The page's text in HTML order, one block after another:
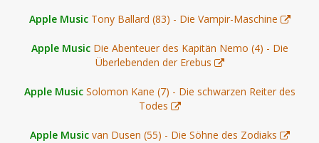
Apple Music Tony Ballard (83) - Die Vampir-Maschine
Apple Music Die Abenteuer des Kapitän Nemo (4) - Die
Überlebenden der Erebus
Apple Music Solomon Kane (7) - Die schwarzen Reiter des
Todes
Apple Music van Dusen (55) - Die Söhne des Zodiaks